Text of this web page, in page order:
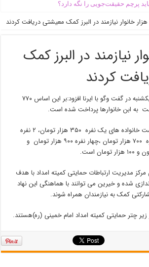
پرچم حقیقت‌جویی را نگه دارد؟
نیازمند در البرز کمک
کردند
محمد محمدی فرد روز یکشنبه در گفت وگو با ایرنا افزود:بر این اساس ۷۷۰
به ابن خانوارها پرداخت شده است.
وی ادامه داد:کمک معیشت خانواده های یک نفره ۳۵۰ هزار تومان، ۲ نفره
۵۰۰ هزارتومان ، سه نفره ۷۰۰ هزار تومان ،چهار نفره ۹۰۰ هزار تومان و
است.
مدیریت ارتباطات حمایتی کمیته امداد با هدف
شده و خیرین می توانند با هماهنگی این نهاد
کمک به نیازمندان همراه شوند.